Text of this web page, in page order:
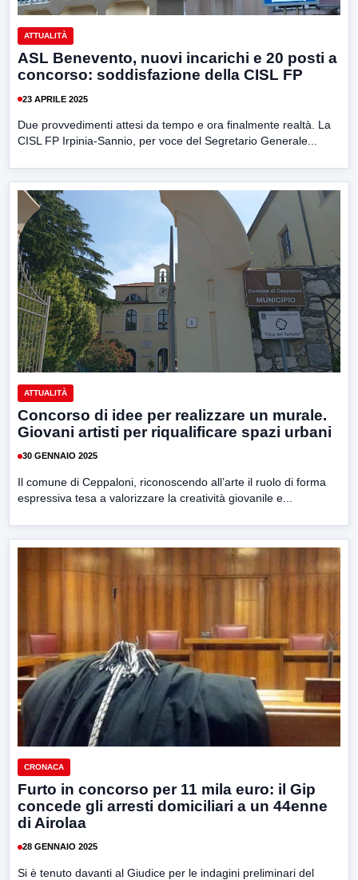
ATTUALITÀ
ASL Benevento, nuovi incarichi e 20 posti a
concorso: soddisfazione della CISL FP
23 APRILE 2025
Due provvedimenti attesi da tempo e ora finalmente realtà. La
CISL FP Irpinia-Sannio, per voce del Segretario Generale...
ATTUALITÀ
Concorso di idee per realizzare un murale.
Giovani artisti per riqualificare spazi urbani
30 GENNAIO 2025
Il comune di Ceppaloni, riconoscendo all’arte il ruolo di forma
espressiva tesa a valorizzare la creatività giovanile e...
CRONACA
Furto in concorso per 11 mila euro: il Gip
concede gli arresti domiciliari a un 44enne
di Airolaa
28 GENNAIO 2025
Si è tenuto davanti al Giudice per le indagini preliminari del